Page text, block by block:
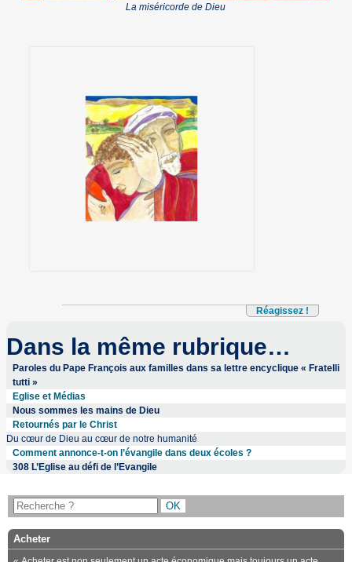
La miséricorde de Dieu
Réagissez !
Dans la même rubrique…
Paroles du Pape François aux familles dans sa lettre encyclique « Fratelli
tutti »
Eglise et Médias
Nous sommes les mains de Dieu
Retournés par le Christ
Du cœur de Dieu au cœur de notre humanité
Comment annonce-t-on l’évangile dans deux écoles ?
308 L’Eglise au défi de l’Evangile
Acheter